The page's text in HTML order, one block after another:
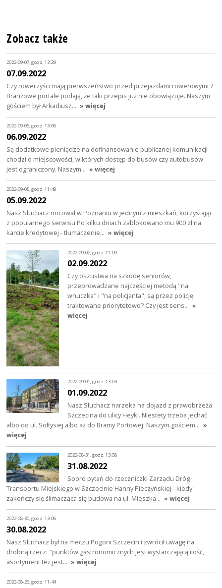
Zobacz także
2022-09-07, godz. 13:29
07.09.2022
Czy rowerzyści mają pierwszeństwo przed przejazdami rowerowymi ?
Branżowe portale podają, że taki przepis już nie obowiązuje. Naszym
gościem był Arkadiusz… » więcej
2022-09-06, godz. 13:06
06.09.2022
Są dodatkowe pieniądze na dofinansowanie publicznej komunikacji -
chodzi o miejscowości, w których dostęp do busów czy autobusów
jest ograniczony. Naszym… » więcej
2022-09-05, godz. 11:49
05.09.2022
Nasz Słuchacz nocował w Poznaniu w jednym z mieszkań, korzystając
z popularnego serwisu Po kilku dniach zablokowano mu 900 zł na
karcie kredytowej - tłumaczenie… » więcej
2022-09-02, godz. 11:09
02.09.2022
Czy oszustwa na szkodę seniorów,
przeprowadzane najczęściej metodą "na
wnuczka" i "na policjanta", są przez policję
traktowane priorytetowo? Czy jest sens… »
więcej
2022-09-01, godz. 13:03
01.09.2022
Nasz Słuchacz narzeka na dojazd z prawobrzeża
Szczecina do ulicy Heyki. Niestety trzeba jechać
albo do ul. Sołtysiej albo aż do Bramy Portowej. Naszym gościem… »
więcej
2022-08-31, godz. 13:58
31.08.2022
Sporo pytań do rzeczniczki Zarządu Dróg i
Transportu Miejskiego w Szczecinie Hanny Pieczyńskiej - kiedy
zakończy się ślimacząca się budowa na ul. Mieszka… » więcej
2022-08-30, godz. 13:06
30.08.2022
Nasz Słuchacz był na meczu Pogoni Szczecin i zwrócił uwagę na
drobną rzecz: "punktów gastronomicznych jest wystarczającą ilość,
asortyment też jest… » więcej
2022-08-26, godz. 11:44